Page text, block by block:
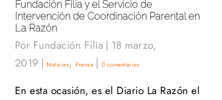
Fundación Filia y el Servicio de
Intervención de Coordinación Parental en
La Razón
Por Fundación Filia | 18 marzo,
2019 | Noticias, Prensa | 0 comentarios
En esta ocasión, es el Diario La Razón el